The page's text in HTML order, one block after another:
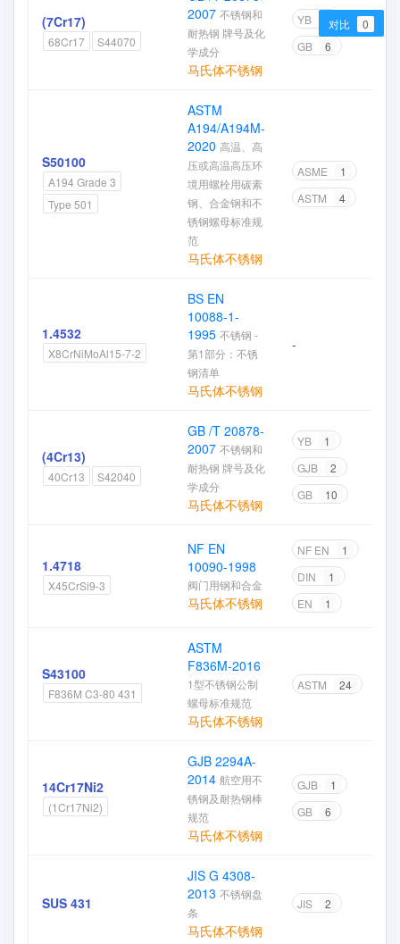
(7Cr17)
68Cr17 S44070
2007 不锈钢和
耐热钢 牌号及化
学成分
马氏体不锈钢
YB
1
GB
6
S50100
A194 Grade 3
Type 501
ASTM
A194/A194M-
2020 高温、高
压或高温高压环
境用螺栓用碳素
钢、合金钢和不
锈钢螺母标准规
范
马氏体不锈钢
ASME
1
ASTM
4
1.4532
X8CrNiMoAl15-7-2
BS EN
10088-1-
1995 不锈钢 -
第1部分：不锈
钢清单
马氏体不锈钢
-
(4Cr13)
40Cr13 S42040
GB /T 20878-
2007 不锈钢和
耐热钢 牌号及化
学成分
马氏体不锈钢
YB
1
GJB
2
GB
10
1.4718
X45CrSi9-3
NF EN
10090-1998
阀门用钢和合金
马氏体不锈钢
NF EN
1
DIN
1
EN
1
S43100
F836M C3-80 431
ASTM
F836M-2016
1型不锈钢公制
螺母标准规范
马氏体不锈钢
ASTM 24
14Cr17Ni2
(1Cr17Ni2)
GJB 2294A-
2014 航空用不
锈钢及耐热钢棒
规范
马氏体不锈钢
GJB
1
GB
6
SUS 431
JIS G 4308-
2013 不锈钢盘
条
马氏体不锈钢
JIS 2
对比 0